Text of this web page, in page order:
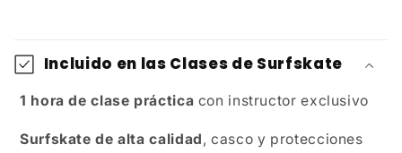
Incluido en las Clases de Surfskate
1 hora de clase práctica con instructor exclusivo
Surfskate de alta calidad, casco y protecciones